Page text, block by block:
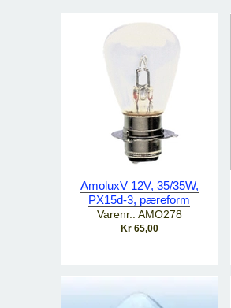
AmoluxV 12V, 35/35W,
PX15d-3, pæreform
Varenr.: AMO278
Kr 65,00